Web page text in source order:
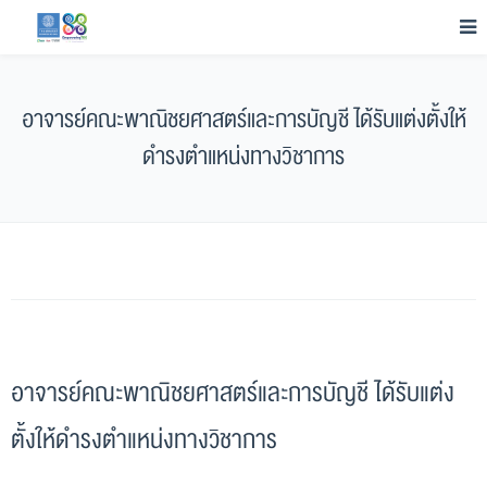
อาจารย์คณะพาณิชยศาสตร์และการบัญชี ได้รับแต่งตั้งให้
ดำรงตำแหน่งทางวิชาการ
อาจารย์คณะพาณิชยศาสตร์และการบัญชี ได้รับแต่ง
ตั้งให้ดำรงตำแหน่งทางวิชาการ